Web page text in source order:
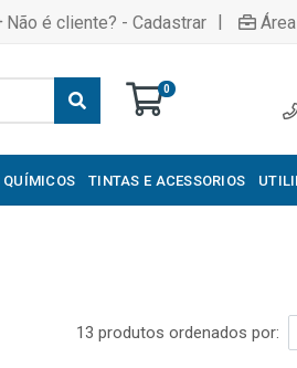
Não é cliente? - Cadastrar |
0
QUÍMICOS TINTAS E ACESSORIOS
13 produtos ordenados por: